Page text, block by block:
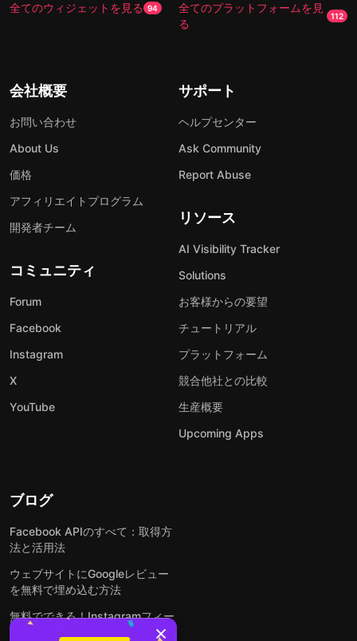
全てのウィジェットを見る 94
全てのプラットフォームを見
る
112
会社概要
お問い合わせ
About Us
価格
アフィリエイトプログラム
開発者チーム
コミュニティ
Forum
Facebook
Instagram
X
YouTube
サポート
ヘルプセンター
Ask Community
Report Abuse
リソース
AI Visibility Tracker
Solutions
お客様からの要望
チュートリアル
プラットフォーム
競合他社との比較
生産概要
Upcoming Apps
ブログ
Facebook APIのすべて：取得方
法と活用法
ウェブサイトにGoogleレビュー
を無料で埋め込む方法
無料でできる！Instagramフィー
ドをウェブサイトに埋め込む方法